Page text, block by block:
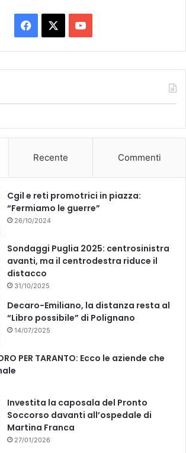
a
c
k
o
u
Recente Commenti
Cgil e reti promotrici in piazza:
“Fermiamo le guerre”
26/10/2024
Sondaggi Puglia 2025: centrosinistra
avanti, ma il centrodestra riduce il
distacco
31/10/2025
Decaro-Emiliano, la distanza resta al
“Libro possibile” di Polignano
14/07/2025
PER TARANTO: Ecco le aziende che
Investita la caposala del Pronto
Soccorso davanti all’ospedale di
Martina Franca
27/01/2026